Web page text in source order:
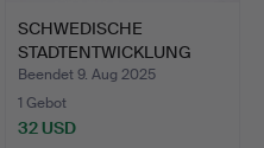
SCHWEDISCHE
STADTENTWICKLUNG
LANDSCHAFT, 2…
Beendet 9. Aug 2025
1 Gebot
32 USD